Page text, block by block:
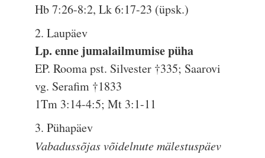
Hb 7:26-8:2, Lk 6:17-23 (üpsk.)
2. Laupäev
Lp. enne jumalailmumise püha
EP. Rooma pst. Silvester †335; Saarovi
vg. Serafim †1833
1Tm 3:14-4:5; Mt 3:1-11
3. Pühapäev
Vabadussõjas võidelnute mälestuspäev